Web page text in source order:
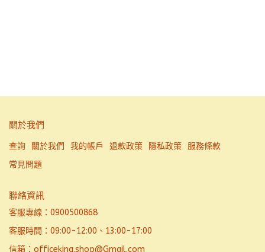
關於我們
查詢 關於我們 我的帳戶 退款政策 隱私政策
服務條款
常見問題
聯絡資訊
客服專線：0900500868
客服時間：09:00-12:00、13:00-17:00
信箱：officeking.shop@Gmail.com